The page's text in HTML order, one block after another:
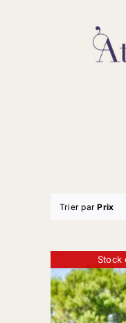
Trier parPrix
Stock